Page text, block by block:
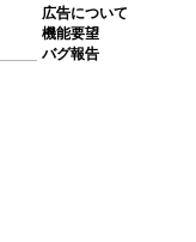
広告について
機能要望
バグ報告